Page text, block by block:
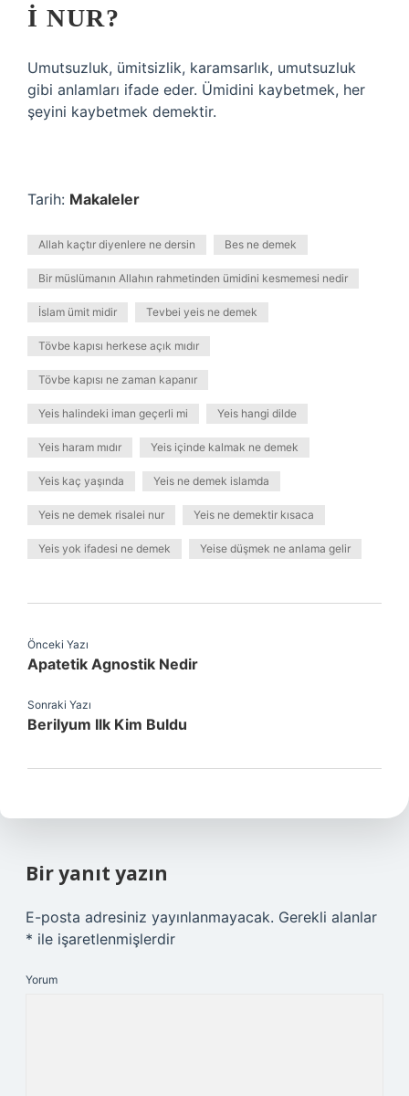
I NUR?
Umutsuzluk, ümitsizlik, karamsarlık, umutsuzluk
gibi anlamları ifade eder. Ümidini kaybetmek, her
şeyini kaybetmek demektir.
Tarih: Makaleler
Allah kaçtır diyenlere ne dersin Bes ne demek
Bir müslümanın Allahın rahmetinden ümidini kesmemesi nedir
İslam ümit midir Tevbei yeis ne demek
Tövbe kapısı herkese açık mıdır
Tövbe kapısı ne zaman kapanır
Yeis halindeki iman geçerli mi Yeis hangi dilde
Yeis haram mıdır Yeis içinde kalmak ne demek
Yeis kaç yaşında Yeis ne demek islamda
Yeis ne demek risalei nur Yeis ne demektir kısaca
Yeis yok ifadesi ne demek Yeise düşmek ne anlama gelir
Önceki Yazı
Apatetik Agnostik Nedir
Sonraki Yazı
Berilyum Ilk Kim Buldu
Bir yanıt yazın
E-posta adresiniz yayınlanmayacak. Gerekli alanlar
* ile işaretlenmişlerdir
Yorum